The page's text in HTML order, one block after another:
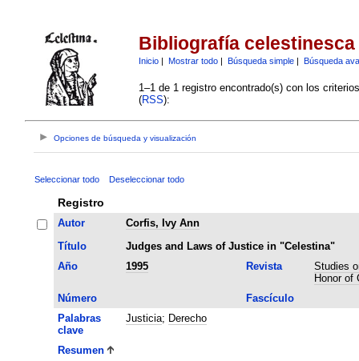
Bibliografía celestinesca
Inicio| Mostrar todo| Búsqueda simple| Búsqueda
1–1 de 1 registro encontrado(s) con los
(RSS):
Opciones de búsqueda y visualización
Seleccionar todo Deseleccionar todo
Registro
Autor
Corfis, Ivy Ann
Título
Judges and Laws of Justice in "Celestina"
Año
1995 Revista
Studies
Honor of
Número
Fascículo
Palabras
clave
Justicia; Derecho
Resumen